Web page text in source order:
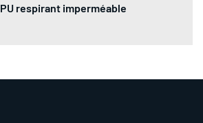
respirant imperméable